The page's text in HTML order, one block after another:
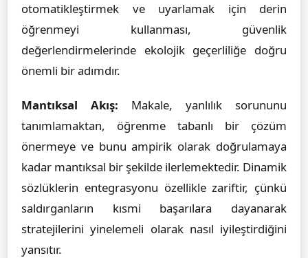
otomatikleştirmek ve uyarlamak için derin
öğrenmeyi kullanması, güvenlik
değerlendirmelerinde ekolojik geçerliliğe doğru
önemli bir adımdır.
Mantıksal Akış: Makale, yanlılık sorununu
tanımlamaktan, öğrenme tabanlı bir çözüm
önermeye ve bunu ampirik olarak doğrulamaya
kadar mantıksal bir şekilde ilerlemektedir. Dinamik
sözlüklerin entegrasyonu özellikle zariftir, çünkü
saldırganların kısmi başarılara dayanarak
stratejilerini yinelemeli olarak nasıl iyileştirdiğini
yansıtır.